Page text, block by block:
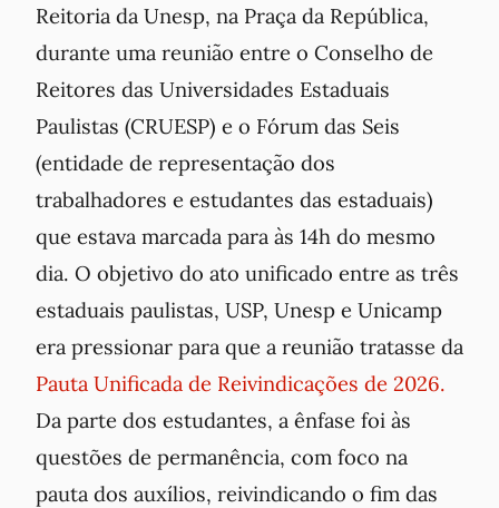
Reitoria da Unesp, na Praça da República,
durante uma reunião entre o Conselho de
Reitores das Universidades Estaduais
Paulistas (CRUESP) e o Fórum das Seis
(entidade de representação dos
trabalhadores e estudantes das estaduais)
que estava marcada para às 14h do mesmo
dia. O objetivo do ato unificado entre as três
estaduais paulistas, USP, Unesp e Unicamp
era pressionar para que a reunião tratasse da
Pauta Unificada de Reivindicações de 2026.
Da parte dos estudantes, a ênfase foi às
questões de permanência, com foco na
pauta dos auxílios, reivindicando o fim das